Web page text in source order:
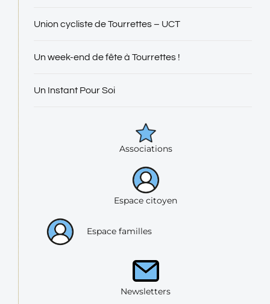
Union cycliste de Tourrettes – UCT
Un week-end de fête à Tourrettes !
Un Instant Pour Soi
Associations
Espace citoyen
Espace familles
Newsletters